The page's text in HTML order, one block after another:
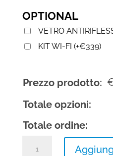
OPTIONAL
VETRO
KIT WI-FI (+€339)
Prezzo prodotto:
Totale opzioni:
Totale ordine: